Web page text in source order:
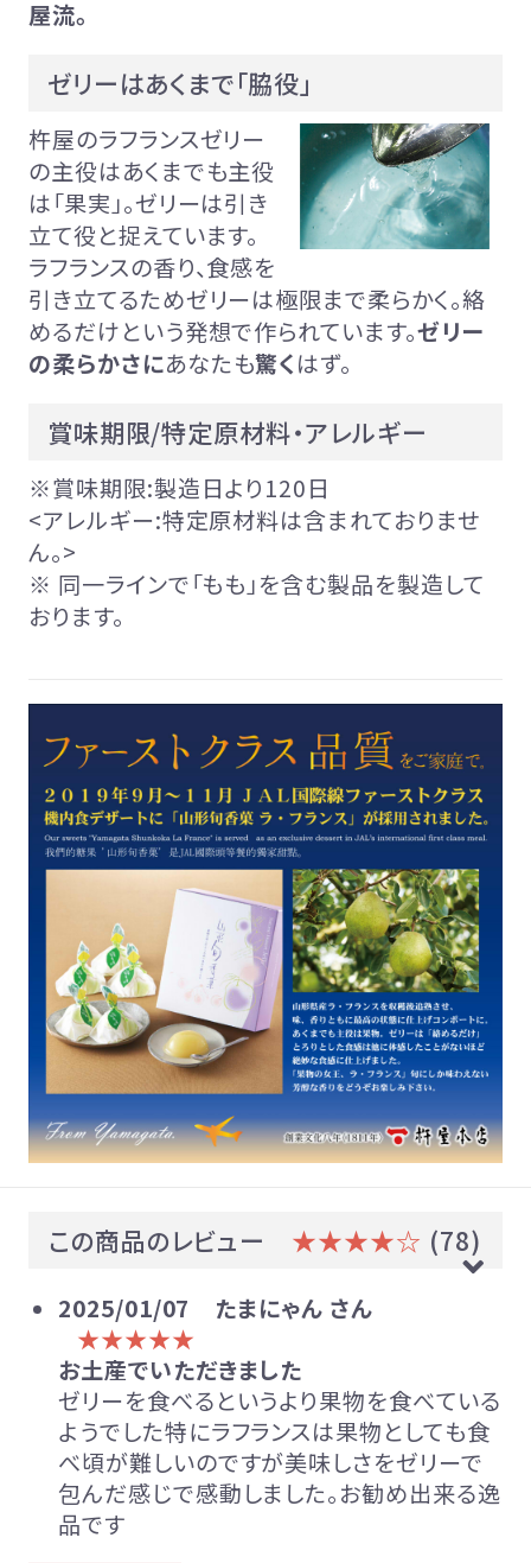
屋流。
ゼリーはあくまで「脇役」
杵屋のラフランスゼリー
の主役はあくまでも主役
は「果実」。ゼリーは引き
立て役と捉えています。
ラフランスの香り、食感を
引き立てるためゼリーは極限まで柔らかく。絡
めるだけという発想で作られています。ゼリー
の柔らかさにあなたも驚くはず。
賞味期限/特定原材料・アレルギー
※賞味期限:製造日より120日
<アレルギー:特定原材料は含まれておりませ
ん。>
※ 同一ラインで「もも」を含む製品を製造して
おります。
この商品のレビュー ★★★★☆ (78)
2025/01/07
たまにゃん さん
★★★★★
お土産でいただきました
ゼリーを食べるというより果物を食べている
ようでした特にラフランスは果物としても食
べ頃が難しいのですが美味しさをゼリーで
包んだ感じで感動しました。お勧め出来る逸
品です